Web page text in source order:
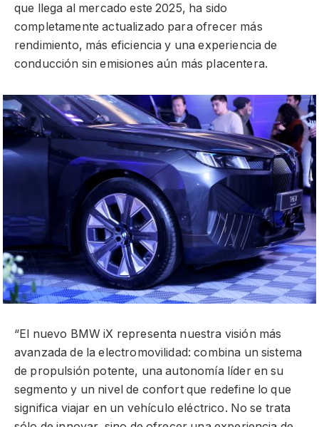
que llega al mercado este 2025, ha sido
completamente actualizado para ofrecer más
rendimiento, más eficiencia y una experiencia de
conducción sin emisiones aún más placentera.
“El nuevo BMW iX representa nuestra visión más
avanzada de la electromovilidad: combina un sistema
de propulsión potente, una autonomía líder en su
segmento y un nivel de confort que redefine lo que
significa viajar en un vehículo eléctrico. No se trata